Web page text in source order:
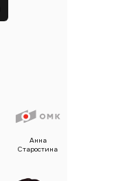
Анна
Старостина